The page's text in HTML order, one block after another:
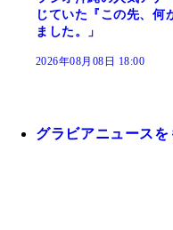
じていた『この先、何
ました。」
2026年08月08日 18:00
グラビアニュースを